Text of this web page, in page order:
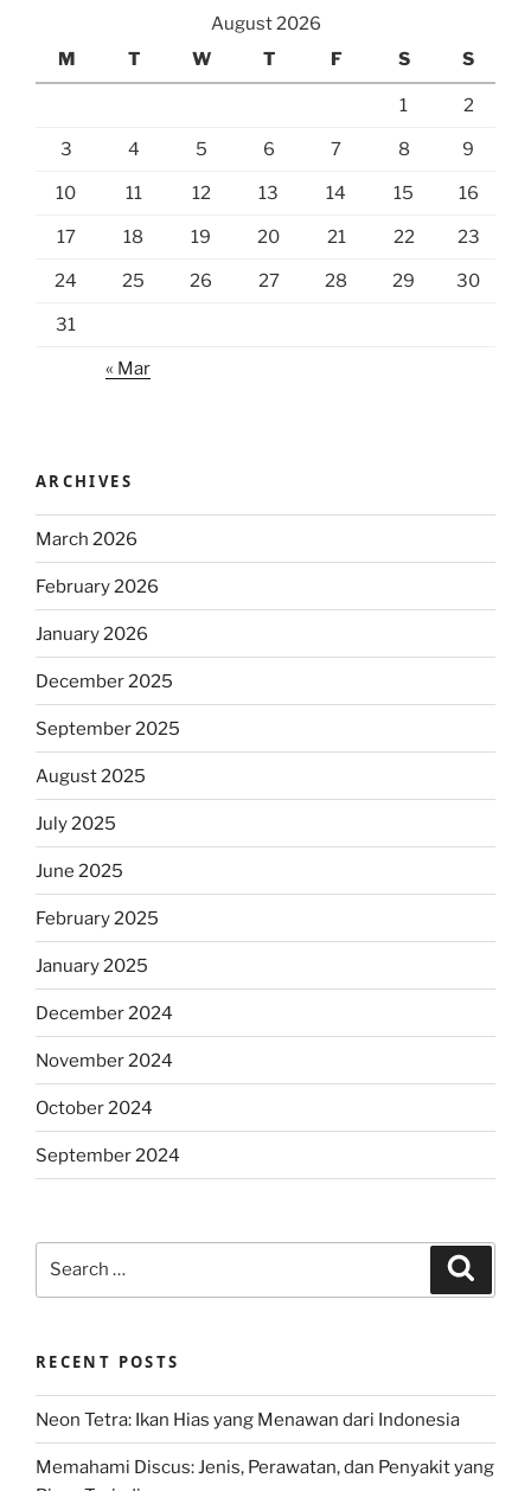
August 2026
M
T W T F S S
1 2
3 4 5 6 7 8 9
10 11 12 13 14 15 16
17 18 19 20 21 22 23
24 25 26 27 28 29 30
31
« Mar
ARCHIVES
March 2026
February 2026
January 2026
December 2025
September 2025
August 2025
July 2025
June 2025
February 2025
January 2025
December 2024
November 2024
October 2024
September 2024
RECENT POSTS
Neon Tetra: Ikan Hias yang Menawan dari Indonesia
Memahami Discus: Jenis, Perawatan, dan Penyakit yang